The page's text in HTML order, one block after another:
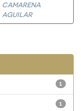
CAMARENA
AGUILAR
1
1